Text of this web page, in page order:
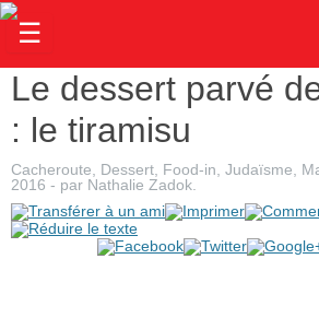
☰
Actualités
Judaïsme
Magazine
Sorties
Le dessert parvé
: le tiramisu
Cacheroute Dessert Food-in Judaïsme
2016 - par Nathalie Zadok